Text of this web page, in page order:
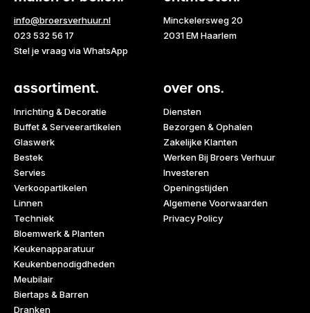
info@broersverhuur.nl
023 532 56 17
Stel je vraag via WhatsApp
Minckelersweg 20
2031 EM Haarlem
assortiment.
Inrichting & Decoratie
Buffet & Serveerartikelen
Glaswerk
Bestek
Servies
Verkoopartikelen
Linnen
Techniek
Bloemwerk & Planten
Keukenapparatuur
Keukenbenodigdheden
Meubilair
Biertaps & Barren
Dranken
over ons.
Diensten
Bezorgen & Ophalen
Zakelijke Klanten
Werken Bij Broers Verhuur
Investeren
Openingstijden
Algemene Voorwaarden
Privacy Policy